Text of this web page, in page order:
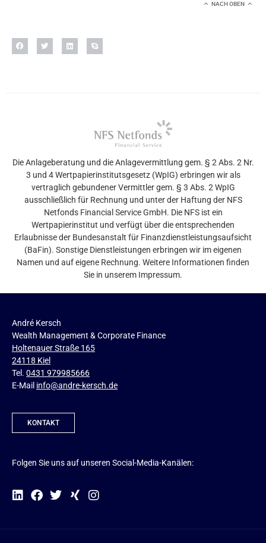
NACH OBEN
Die Anlageberatung und die Anlagevermittlung gem. § 2 Abs. 2 Nr.
3 und 4 Wertpapierinstitutsgesetz (WpIG) erbringen wir als
vertraglich gebundener Vermittler gem. § 3 Abs. 2 WpIG
ausschließlich für Rechnung und unter der Haftung der NFS
Netfonds Financial Service GmbH. Die NFS ist ein
Wertpapierinstitut und verfügt über die entsprechenden
Erlaubnisse der Bundesanstalt für Finanzdienstleistungsaufsicht
(BaFin). Sonstige Dienstleistungen erbringen wir im eigenen
Namen und auf eigene Rechnung. Weitere Informationen finden
Sie in unserem Impressum.
André Kersch
Wealth Management & Corporate Finance
Holtenauer Straße 165
24118 Kiel
Tel. 0431 979985666
E-Mail info@andre-kersch.de
KONTAKT
Folgen Sie uns auf unseren Social-Media-Kanälen: